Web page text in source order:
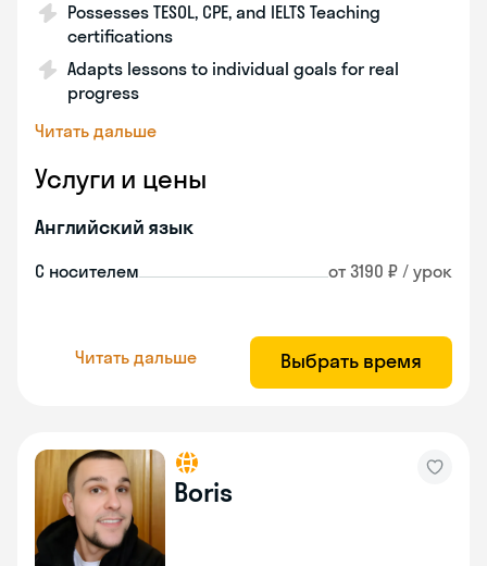
Possesses TESOL, CPE, and IELTS Teaching
certifications
Adapts lessons to individual goals for real
progress
Читать дальше
Услуги и цены
Английский язык
С носителем от 3190 ₽ / урок
Читать дальше Выбрать время
Boris